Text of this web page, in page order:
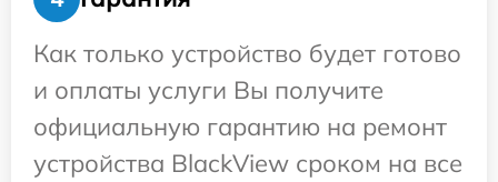
Как только устройство будет готово
и оплаты услуги Вы получите
официальную гарантию на ремонт
устройства BlackView сроком на все